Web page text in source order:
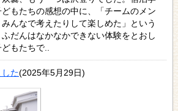
もたちの感想の中に、「チームのメン
んなで考えたりして楽しめた」という
だんはなかなかできない体験をとおし
もたちで..
た(2025年5月29日)